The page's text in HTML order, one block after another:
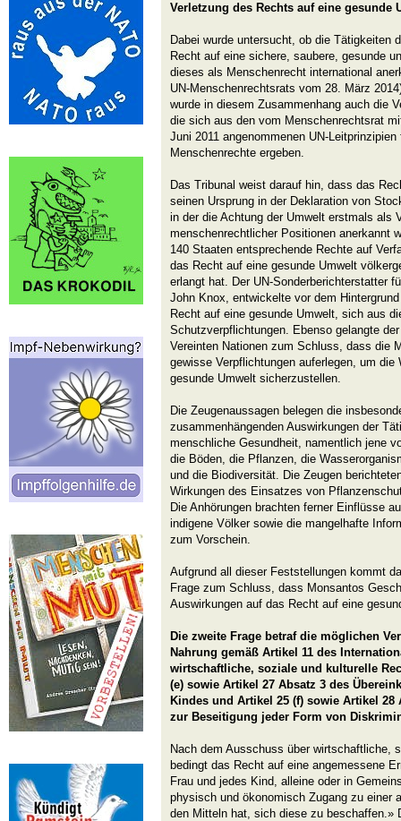
Verletzung des Rechts auf eine gesunde
Dabei wurde untersucht, ob die Tätigkeiten
Recht auf eine sichere, saubere, gesunde
dieses als Menschenrecht international
UN-Menschenrechtsrats vom 28. März
wurde in diesem Zusammenhang auch die
die sich aus den vom Menschenrechtsrat
Juni 2011 angenommenen UN-
Menschenrechte ergeben.
Das Tribunal weist darauf hin, dass das
seinen Ursprung in der Deklaration von
in der die Achtung der Umwelt erstmals als
menschenrechtlicher Positionen anerkannt
140 Staaten entsprechende Rechte auf
das Recht auf eine gesunde Umwelt
erlangt hat. Der UN-Sonderberichterstatter
John Knox, entwickelte vor dem
Recht auf eine gesunde Umwelt, sich aus
Schutzverpflichtungen. Ebenso gelangte
Vereinten Nationen zum Schluss, dass die
gewisse Verpflichtungen auferlegen, um die
gesunde Umwelt sicherzustellen.
Die Zeugenaussagen belegen die
zusammenhängenden Auswirkungen der
menschliche Gesundheit, namentlich jene
die Böden, die Pflanzen, die
und die Biodiversität. Die Zeugen
Wirkungen des Einsatzes von
Die Anhörungen brachten ferner Einflüsse
indigene Völker sowie die mangelhafte
zum Vorschein.
Aufgrund all dieser Feststellungen kommt
Frage zum Schluss, dass Monsantos
Auswirkungen auf das Recht auf eine
Die zweite Frage betraf die möglichen
Nahrung gemäß Artikel 11 des
wirtschaftliche, soziale und kulturelle
(e) sowie Artikel 27 Absatz 3 des
Kindes und Artikel 25 (f) sowie Artikel 28
zur Beseitigung jeder Form von
Nach dem Ausschuss über wirtschaftliche,
bedingt das Recht auf eine angemessene
Frau und jedes Kind, alleine oder in
physisch und ökonomisch Zugang zu einer
den Mitteln hat, sich diese zu beschaffen.»